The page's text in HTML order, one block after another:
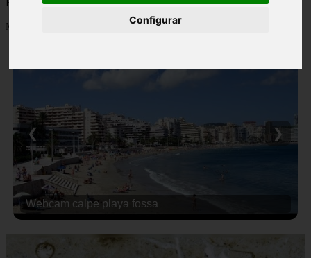
Configurar
Mostrando 1 - 24 de 479 artículos
Webcam calpe playa fossa
❮ ❯